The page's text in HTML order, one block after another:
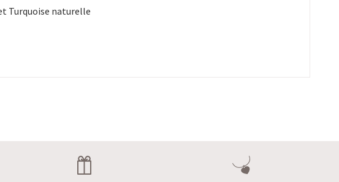
Turquoise naturelle